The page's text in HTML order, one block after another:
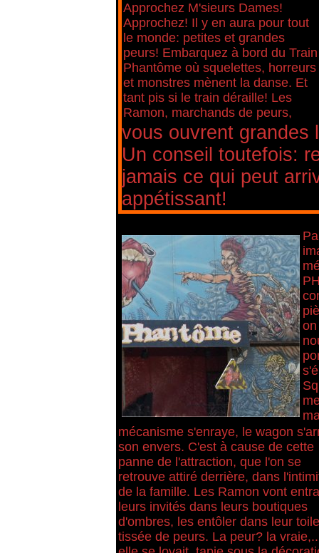
Approchez M'sieurs Dames!
Approchez! Il y en aura pour tout
le monde: petites et grandes
peurs! Embarquez à bord du Train
Phantôme où squelettes, horreurs
et monstres mènent la danse. Et
tant pis si le train déraille! Les
Ramon, marchands de peurs,
vous ouvrent grandes
Un conseil toutefois:
jamais ce qui peut
appétissant!
mécanisme s'enraye, le wagon
son envers. C'est à cause de cette
panne de l'attraction, que l'on se
retrouve attiré derrière, dans
de la famille. Les Ramon vont
leurs invités dans leurs boutiques
d'ombres, les entôler dans leur toile
tissée de peurs. La peur? la